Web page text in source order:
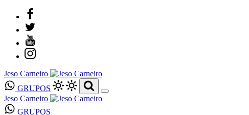
Jeso Carneiro
GRUPOS
Jeso Carneiro
GRUPOS